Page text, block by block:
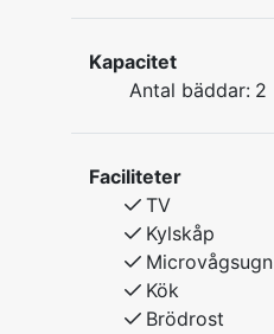
Kapacitet
Antal bäddar: 2
Faciliteter
TV
Kylskåp
Microvågsugn
Kök
Brödrost